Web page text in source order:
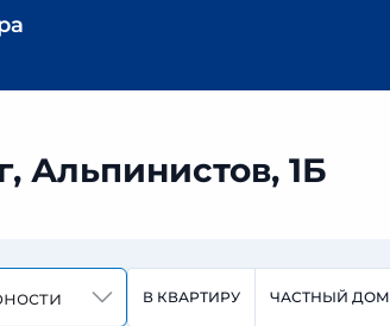
Альпинистов, 1Б
В КВАРТИРУ ЧАСТНЫЙ ДОМ